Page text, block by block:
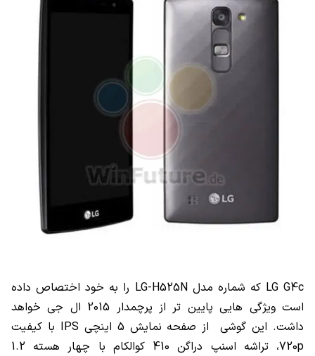
LG G4c که شماره مدل LG-H525N را به خود اختصاص داده
است ویژگی هایی پایین تر از پرچمدار 2015 ال جی خواهد
داشت. این گوشی از صفحه نمایش 5 اینچی IPS با کیفیت
720p، تراشه اسنپ دراگن 410 کوالکام با چهار هسته 1.2